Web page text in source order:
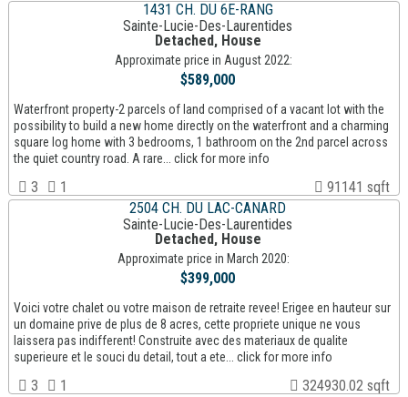
1431 CH. DU 6E-RANG
Sainte-Lucie-Des-Laurentides
Detached, House
Approximate price in August 2022:
$589,000
Waterfront property-2 parcels of land comprised of a vacant lot with the
possibility to build a new home directly on the waterfront and a charming
square log home with 3 bedrooms, 1 bathroom on the 2nd parcel across
the quiet country road. A rare... click for more info
3 1
91141 sqft
2504 CH. DU LAC-CANARD
Sainte-Lucie-Des-Laurentides
Detached, House
Approximate price in March 2020:
$399,000
Voici votre chalet ou votre maison de retraite revee! Erigee en hauteur sur
un domaine prive de plus de 8 acres, cette propriete unique ne vous
laissera pas indifferent! Construite avec des materiaux de qualite
superieure et le souci du detail, tout a ete... click for more info
3 1
324930.02 sqft